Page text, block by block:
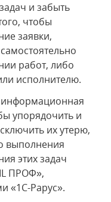
и забыть
чтобы
заявки,
работ, либо
исполнителю.
упорядочить и
их утерю,
выполнения
этих задач
ПРОФ»,
«1С-Рарус».